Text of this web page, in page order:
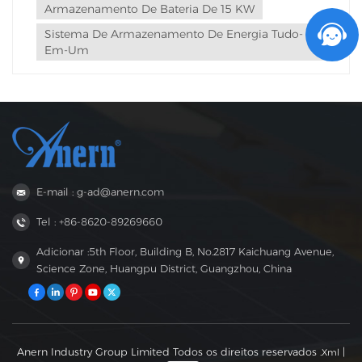
Armazenamento De Bateria De 15 KW
Sistema De Armazenamento De Energia Tudo-
Em-Um
E-mail : g-ad@anern.com
Tel : +86-8620-89269660
Adicionar :5th Floor, Building B, No.2817 Kaichuang Avenue,
Science Zone, Huangpu District, Guangzhou, China
Anern Industry Group Limited Todos os direitos reservados .Xml